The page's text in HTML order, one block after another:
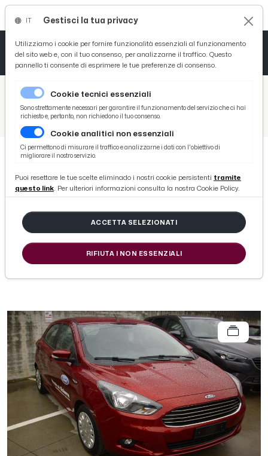
/ Picenotime
/ Motori
Il Ka Plus Ultra, Ford presenta la nuova generazione della piccola da città: Ka+
Il Ka Plus Ultra, Ford presenta la
nuova generazione della piccola da
città: Ka+
di Redazione Picenotime
Gestisci la tua privacy
Utilizziamo i cookie per fornire funzionalità essenziali al funzionamento
del sito web e, con il tuo consenso, per analizzarne il traffico. Questo
pannello ti consente di esprimere le tue preferenze di consenso.
Cookie tecnici essenziali
Sono strettamente necessari per garantire il funzionamento del servizio che ci hai
richiesto e, pertanto, non richiedono il tuo consenso.
Cookie analitici non essenziali
Ci permettono di misurare il traffico e analizzarne i dati con l'obiettivo di
migliorare il nostro servizio.
Puoi resettare le tue scelte eliminado i nostri cookie persistenti tramite
questo link. Per ulteriori informazioni consulta la nostra Cookie Policy.
ACCETTA SELEZIONATI
RIFIUTA I NON ESSENZIALI
Tutto News
Tutto Sport
Basket
Ciclismo
Tutto Curiosità